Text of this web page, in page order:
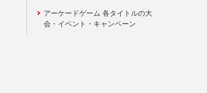
アーケードゲーム 各タイトルの大
会・イベント・キャンペーン